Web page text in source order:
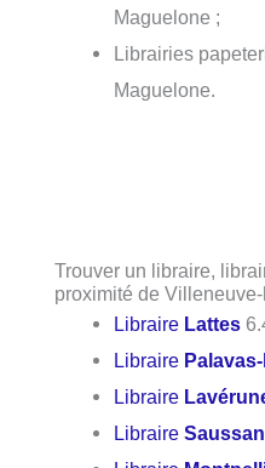
Maguelone ;
Librairies
Maguelone.
Trouver un libraire,
proximité de
Libraire Lattes
Libraire
Libraire
LibraireSaussan